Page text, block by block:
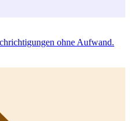
ohne Aufwand.